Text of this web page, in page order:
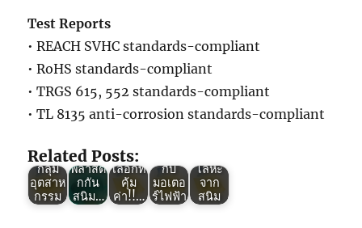
Test Reports
• REACH SVHC standards-compliant
• RoHS standards-compliant
• TRGS 615, 552 standards-compliant
• TL 8135 anti-corrosion standards-compliant
Related Posts:
Green
VCI :
พลาสติ
ตัวช่วย
กลุ่ม
อุตสาห
กรรม
Green
รม
พลาสติ
กกัน
สนิม…
Green
VCI :
พลาสติ
ทาง
เลือกที่
คุ้ม
ค่า!!…
Green
ประโย
ชน์
ของ
การใช้
กับ
มอเตอ
ร์ไฟฟ้า
Green
VCI :
เมื่อ
พลาสติ
กกลาย
โลหะ
จาก
สนิม